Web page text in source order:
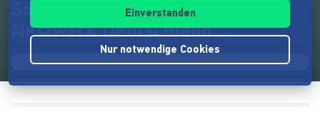
Social Entrepreneurship
Netzwerk Deutschland
Einverstanden
Nur notwendige Cookies